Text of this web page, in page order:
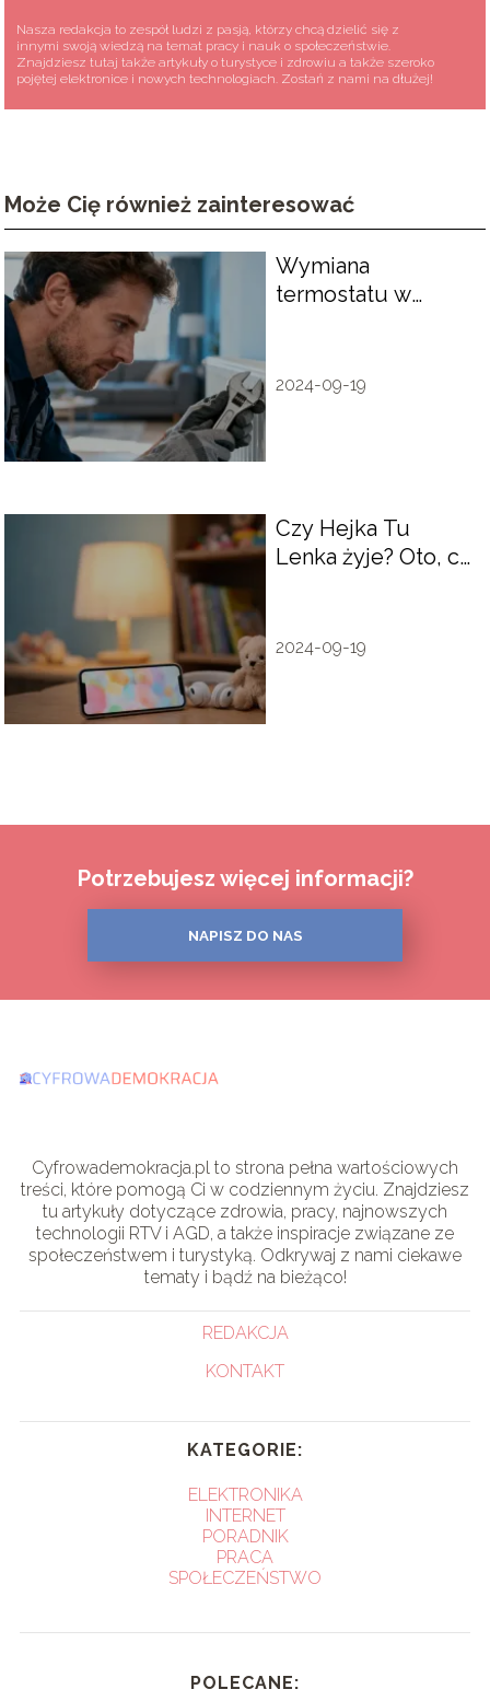
Nasza redakcja to zespół ludzi z pasją, którzy chcą dzielić się z
innymi swoją wiedzą na temat pracy i nauk o społeczeństwie.
Znajdziesz tutaj także artykuły o turystyce i zdrowiu a także szeroko
pojętej elektronice i nowych technologiach. Zostań z nami na dłużej!
Może Cię również zainteresować
Wymiana
termostatu w
– jak to zrobić?
2024-09-19
Czy Hejka Tu
Lenka żyje? Oto, co
2024-09-19
Potrzebujesz więcej informacji?
NAPISZ DO NAS
Cyfrowademokracja.pl to strona pełna wartościowych
treści, które pomogą Ci w codziennym życiu. Znajdziesz
tu artykuły dotyczące zdrowia, pracy, najnowszych
technologii RTV i AGD, a także inspiracje związane ze
społeczeństwem i turystyką. Odkrywaj z nami ciekawe
tematy i bądź na bieżąco!
REDAKCJA
KONTAKT
KATEGORIE:
ELEKTRONIKA
INTERNET
PORADNIK
PRACA
SPOŁECZEŃSTWO
POLECANE: